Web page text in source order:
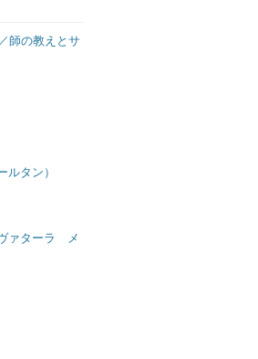
師の教えとサ
タン）
ァターラ メ